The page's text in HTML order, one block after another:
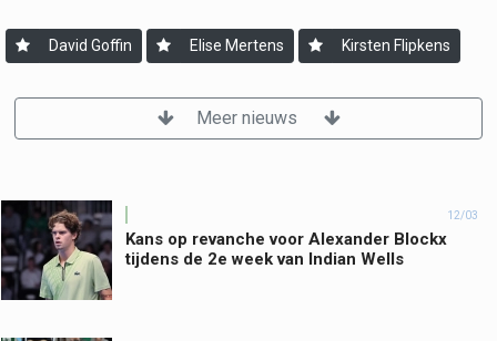
David Goffin Elise Mertens Kirsten Flipkens
Meer nieuws
12/03
Kans op revanche voor Alexander Blockx
tijdens de 2e week van Indian Wells